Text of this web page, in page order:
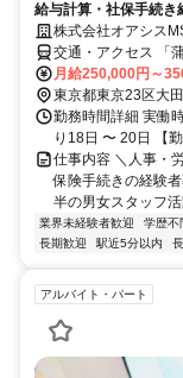
給与計算・社保手続き
株式会社オアシス
交通・アクセス 「
分
月給250,000円～
東京都東京23区大
勤務時間詳細 実働
り18日 〜 20日 【
仕事内容 ＼人事・
保険手続きの経験
半の男女スタッフ
業界未経験者歓迎 学歴不
長期歓迎
駅近5分以内
アルバイト・パート